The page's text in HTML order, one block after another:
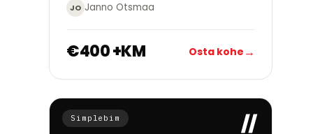
JO Janno Otsmaa
€400 +KM Osta kohe →
Simplebim